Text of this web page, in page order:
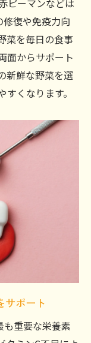
ピーマンなどは
修復や免疫力向
菜を毎日の食事
面からサポート
新鮮な野菜を選
くなります。
サポート
も重要な栄養素